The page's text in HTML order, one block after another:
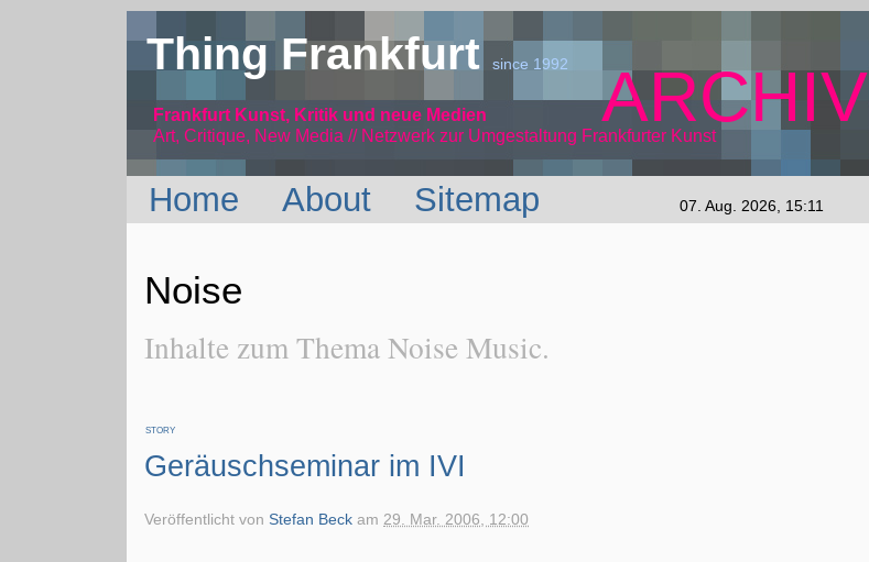
Thing Frankfurtsince 1992
Frankfurt Kunst, Kritik und neue Medien
Art, Critique, New Media // Netzwerk
ARCHIV
zur Umgestaltung Frankfurter Kunst
Home About Sitemap 07. Aug. 2026, 15:11
Noise
Inhalte zum Thema Noise Music.
STORY
Geräuschseminar im IVI
Veröffentlicht vonStefan Beck am29. Mar. 2006, 12:00